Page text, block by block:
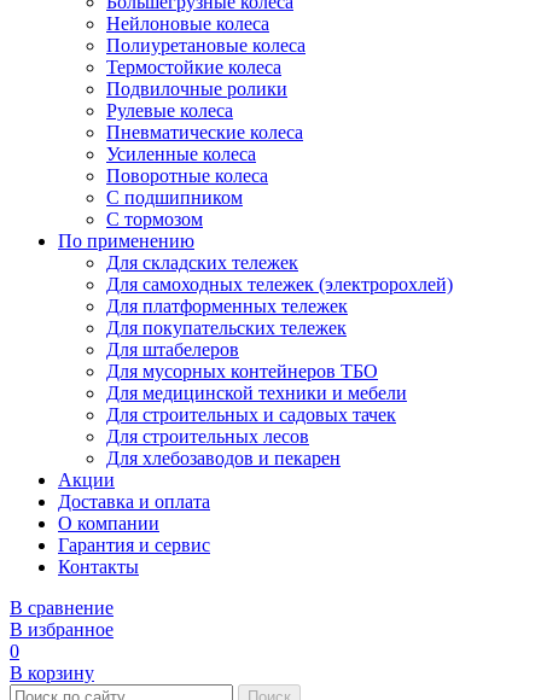
Нейлоновые колеса
Полиуретановые колеса
Термостойкие колеса
Подвилочные ролики
Рулевые колеса
Пневматические колеса
Усиленные колеса
Поворотные колеса
С подшипником
С тормозом
По применению
Для складских тележек
Для самоходных тележек (электророхлей)
Для платформенных тележек
Для покупательских тележек
Для штабелеров
Для мусорных контейнеров ТБО
Для медицинской техники и мебели
Для строительных и садовых тачек
Для строительных лесов
Для хлебозаводов и пекарен
Акции
Доставка и оплата
О компании
Гарантия и сервис
Контакты
В сравнение
В избранное
0
В корзину